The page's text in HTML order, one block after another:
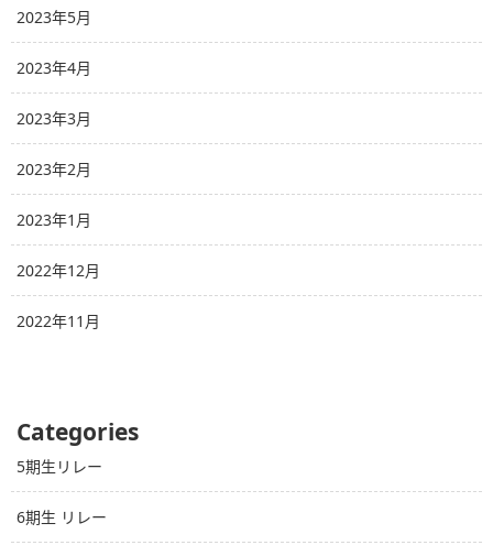
2023年5月
2023年4月
2023年3月
2023年2月
2023年1月
2022年12月
2022年11月
Categories
5期生リレー
6期生 リレー